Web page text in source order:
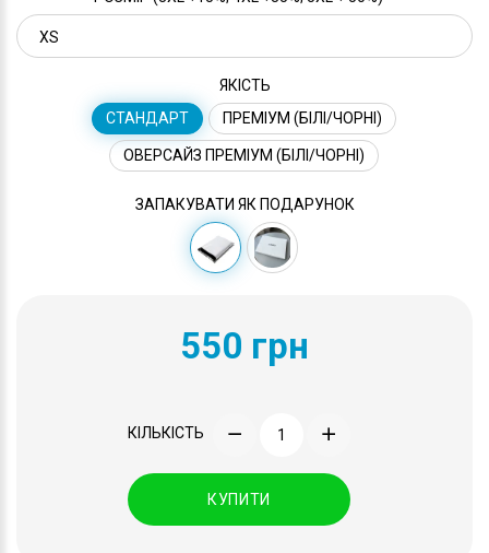
ЯКІСТЬ
СТАНДАРТ
ПРЕМІУМ (БІЛІ/ЧОРНІ)
ОВЕРСАЙЗ ПРЕМІУМ (БІЛІ/ЧОРНІ)
ЗАПАКУВАТИ ЯК ПОДАРУНОК
550 грн
КІЛЬКІСТЬ
КУПИТИ